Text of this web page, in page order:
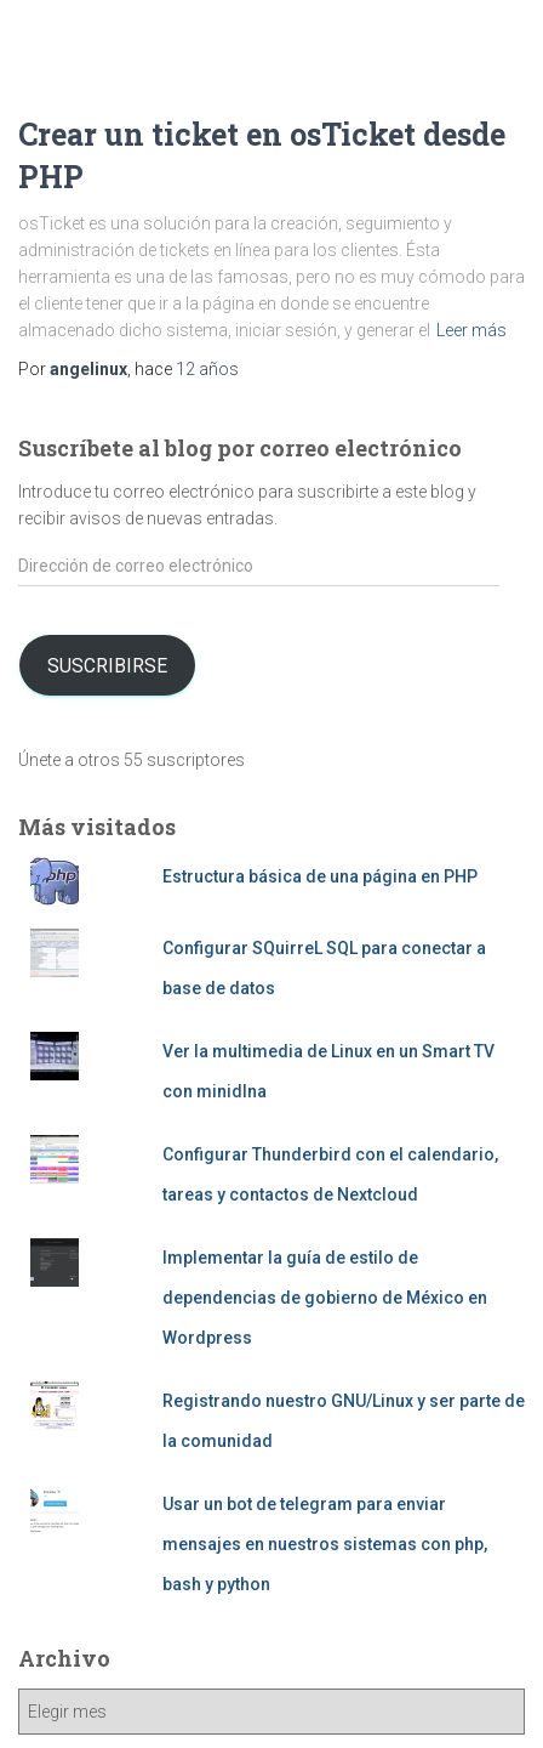
Crear un ticket en osTicket desde
PHP
osTicket es una solución para la creación, seguimiento y
administración de tickets en línea para los clientes. Ésta
herramienta es una de las famosas, pero no es muy cómodo para
el cliente tener que ir a la página en donde se encuentre
almacenado dicho sistema, iniciar sesión, y generar el
Leer más
Porangelinux , hace 12 años
Suscríbete al blog por correo electrónico
Introduce tu correo electrónico para suscribirte a este blog y
recibir avisos de nuevas entradas.
Dirección
de
electrónico
SUSCRIBIRSE
Únete a otros 55 suscriptores
Más visitados
Estructura básica de una página en PHP
Configurar SQuirreL SQL para conectar a
base de datos
Ver la multimedia de Linux en un Smart TV
con minidlna
Configurar Thunderbird con el calendario,
tareas y contactos de Nextcloud
Implementar la guía de estilo de
dependencias de gobierno de México en
Wordpress
Registrando nuestro GNU/Linux y ser parte de
la comunidad
Usar un bot de telegram para enviar
mensajes en nuestros sistemas con php,
bash y python
Archivo
Archivo